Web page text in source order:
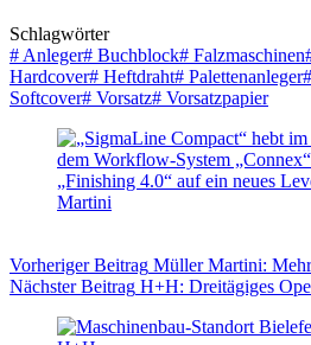
Schlagwörter
# Anleger# Buchblock# Falzmaschinen
Hardcover# Heftdraht# Palettenanleger#
Softcover# Vorsatz# Vorsatzpapier
VorherigerBeitrag Müller Martini:
NächsterBeitrag H+H: Dreitägiges